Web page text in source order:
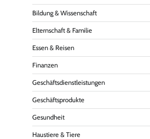
Bildung & Wissenschaft
Elternschaft & Familie
Essen & Reisen
Finanzen
Geschäftsdienstleistungen
Geschäftsprodukte
Gesundheit
Haustiere & Tiere